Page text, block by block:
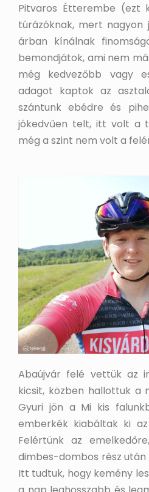
Pitvaros Étterembe (ezt
túrázóknak, mert nagyon
árban kínálnak
bemondjátok, ami nem
még kedvezőbb vagy
adagot kaptok az
szántunk ebédre és
jókedvűen telt, itt volt a
még a szint nem volt a
Abaújvár felé vettük az
kicsit, közben hallottuk a
Gyuri jön a Mi kis
emberkék kiabáltak ki
Felértünk az
dimbes-dombos rész után
Itt tudtuk, hogy kemény